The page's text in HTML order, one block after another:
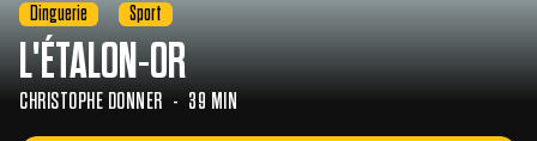
Dinguerie Sport
L'ÉTALON-OR
CHRISTOPHE DONNER 39 MIN